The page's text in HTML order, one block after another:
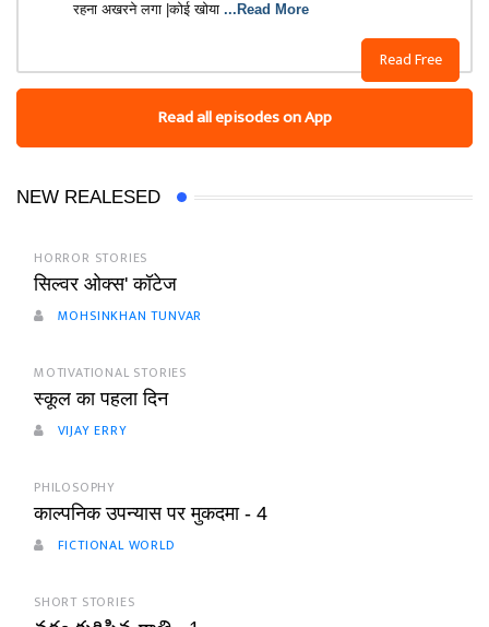
Read Free
रहना अखरने लगा |कोई खोया ...Read More
Read all episodes on App
NEW REALESED
HORROR STORIES
सिल्वर ओक्स' कॉटेज
MOHSINKHAN TUNVAR
MOTIVATIONAL STORIES
स्कूल का पहला दिन
VIJAY ERRY
PHILOSOPHY
काल्पनिक उपन्यास पर मुकदमा - 4
FICTIONAL WORLD
SHORT STORIES